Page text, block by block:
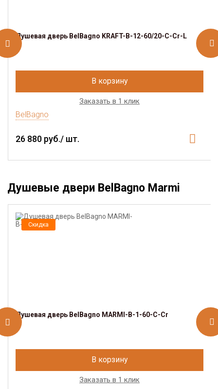
Душевая дверь BelBagno KRAFT-B-12-60/20-C-Cr-L
В корзину
Заказать в 1 клик
BelBagno
26 880 руб./ шт.
Душевые двери BelBagno Marmi
Скидка
Душевая дверь BelBagno MARMI-B-1-60-C-Cr
В корзину
Заказать в 1 клик